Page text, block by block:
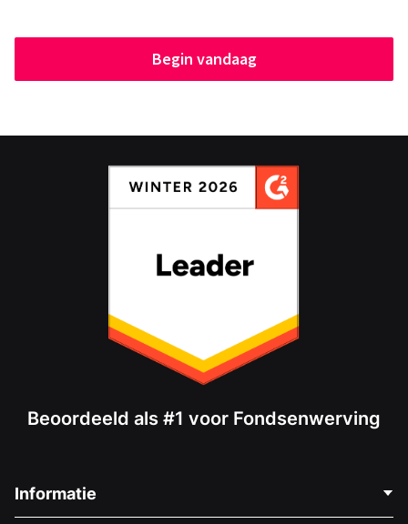
Begin vandaag
Beoordeeld als #1 voor Fondsenwerving
Informatie